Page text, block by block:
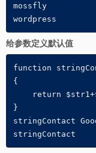
mossfly
wordpress
给参数定义默认值
function
{
return
}
stringContact
stringContact